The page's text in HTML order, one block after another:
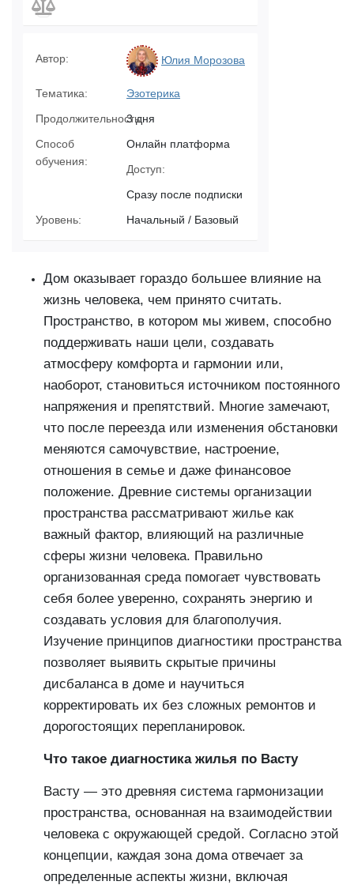
Автор: Юлия Морозова
Тематика:
Эзотерика
Продолжительность:
3 дня
Способ
обучения:
Онлайн платформа
Доступ:
Сразу после подписки
Уровень:
Начальный / Базовый
Дом оказывает гораздо большее влияние на
жизнь человека, чем принято считать.
Пространство, в котором мы живем, способно
поддерживать наши цели, создавать
атмосферу комфорта и гармонии или,
наоборот, становиться источником постоянного
напряжения и препятствий. Многие замечают,
что после переезда или изменения обстановки
меняются самочувствие, настроение,
отношения в семье и даже финансовое
положение. Древние системы организации
пространства рассматривают жилье как
важный фактор, влияющий на различные
сферы жизни человека. Правильно
организованная среда помогает чувствовать
себя более уверенно, сохранять энергию и
создавать условия для благополучия.
Изучение принципов диагностики пространства
позволяет выявить скрытые причины
дисбаланса в доме и научиться
корректировать их без сложных ремонтов и
дорогостоящих перепланировок.
Что такое диагностика жилья по Васту
Васту — это древняя система гармонизации
пространства, основанная на взаимодействии
человека с окружающей средой. Согласно этой
концепции, каждая зона дома отвечает за
определенные аспекты жизни, включая